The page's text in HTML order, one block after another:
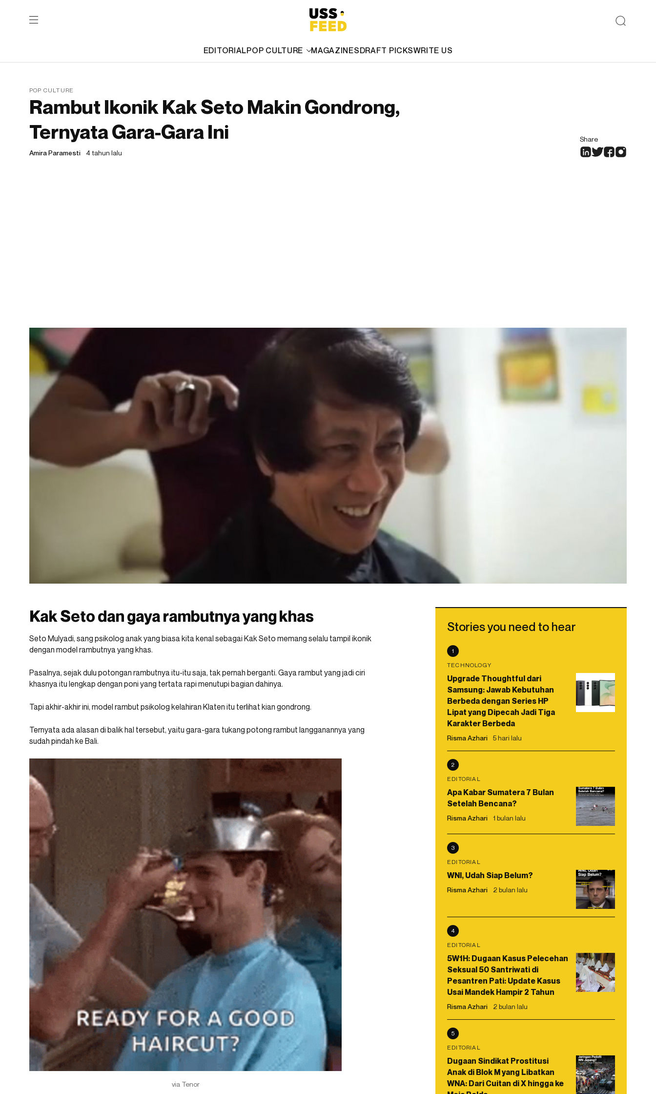
EDITORIALPOP CULTURE MAGAZINESDRAFT PICKSWRITE US
POP CULTURE
Rambut Ikonik Kak Seto Makin Gondrong,
Ternyata Gara-Gara Ini
Amira Paramesti 4 tahun lalu
Share
Kak Seto dan gaya rambutnya yang khas
Seto Mulyadi, sang psikolog anak yang biasa kita kenal sebagai Kak Seto memang selalu tampil ikonik
dengan model rambutnya yang khas.
Pasalnya, sejak dulu potongan rambutnya itu-itu saja, tak pernah berganti. Gaya rambut yang jadi ciri
khasnya itu lengkap dengan poni yang tertata rapi menutupi bagian dahinya.
Tapi akhir-akhir ini, model rambut psikolog kelahiran Klaten itu terlihat kian gondrong.
Ternyata ada alasan di balik hal tersebut, yaitu gara-gara tukang potong rambut langganannya yang
sudah pindah ke Bali.
via Tenor
Stories you need to hear
1
TECHNOLOGY
Upgrade Thoughtful dari
Samsung: Jawab Kebutuhan
Berbeda dengan Series HP
Lipat yang Dipecah Jadi Tiga
Karakter Berbeda
Risma Azhari 5 hari lalu
2
EDITORIAL
Apa Kabar Sumatera 7 Bulan
Setelah Bencana?
Risma Azhari 1 bulan lalu
3
EDITORIAL
WNI, Udah Siap Belum?
Risma Azhari 2 bulan lalu
4
EDITORIAL
5W1H: Dugaan Kasus Pelecehan
Seksual 50 Santriwati di
Pesantren Pati: Update Kasus
Usai Mandek Hampir 2 Tahun
Risma Azhari 2 bulan lalu
5
EDITORIAL
Dugaan Sindikat Prostitusi
Anak di Blok M yang Libatkan
WNA: Dari Cuitan di X hingga ke